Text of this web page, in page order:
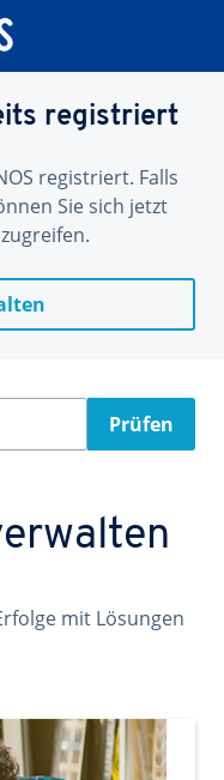
registriert
registriert. Falls
Sie sich jetzt
Prüfen
mit Lösungen